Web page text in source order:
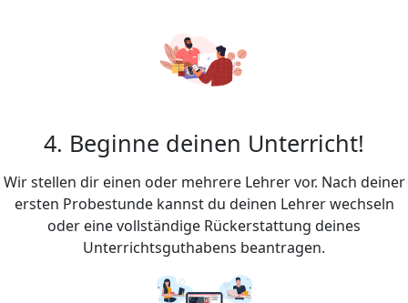
4. Beginne deinen Unterricht!
Wir stellen dir einen oder mehrere Lehrer vor. Nach deiner
ersten Probestunde kannst du deinen Lehrer wechseln
oder eine vollständige Rückerstattung deines
Unterrichtsguthabens beantragen.